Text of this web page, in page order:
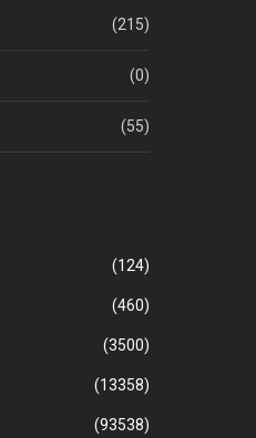
(215)
(0)
(55)
(124)
(460)
(3500)
(13358)
(93538)